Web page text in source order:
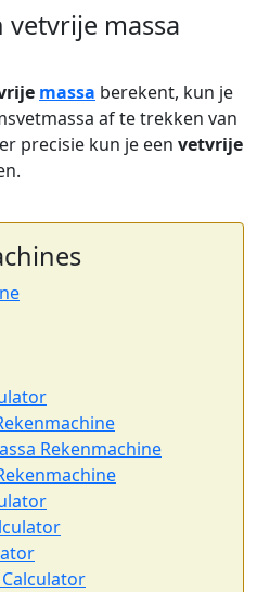
vetvrije massa
massa berekent, kun je
af te trekken van
precisie kun je een vetvrije
Rekenmachine